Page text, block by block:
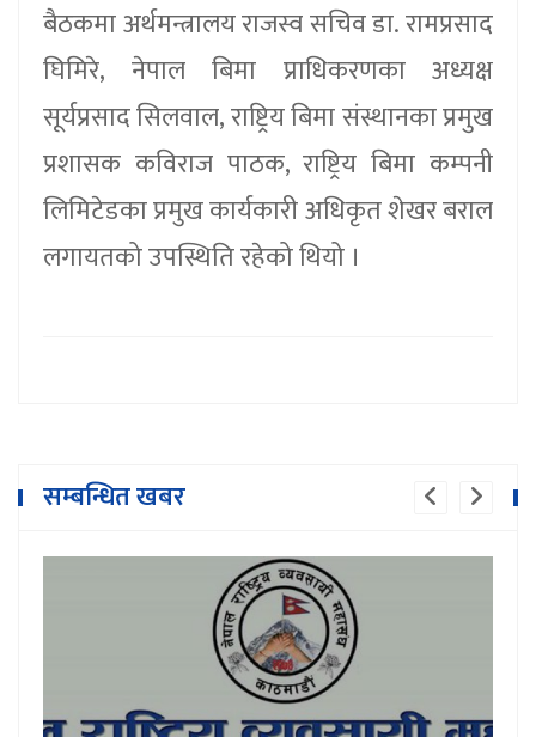
बैठकमा अर्थमन्त्रालय राजस्व सचिव डा. रामप्रसाद
घिमिरे, नेपाल बिमा प्राधिकरणका अध्यक्ष
सूर्यप्रसाद सिलवाल, राष्ट्रिय बिमा संस्थानका प्रमुख
प्रशासक कविराज पाठक, राष्ट्रिय बिमा कम्पनी
लिमिटेडका प्रमुख कार्यकारी अधिकृत शेखर बराल
लगायतको उपस्थिति रहेको थियो ।
सम्बन्धित खबर